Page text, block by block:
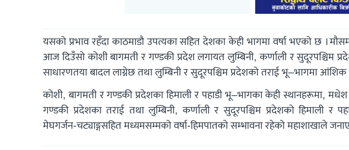
यसको प्रभाव रहँदा काठमाडौ उपत्यका सहित देशका केही भागमा वर्षा भएको छ ।
आज दिउँसो कोशी बागमती र गण्डकी प्रदेश लगायत लुम्बिनी, कर्णाली र सुदूरपश्चिम
साधारणतया बादल लाग्नेछ तथा लुम्बिनी र सुदूरपश्चिम प्रदेशको तराई भू–भागमा आंशिक
कोशी, बागमती र गण्डकी प्रदेशका हिमाली र पहाडी भू–भागका केही स्थानहरूमा,
गण्डकी प्रदेशका तराई तथा लुम्बिनी, कर्णाली र सुदूरपश्चिम प्रदेशको हिमाली र
मेघगर्जन-चट्याङ्गसहित मध्यमसम्मको वर्षा-हिमपातको सम्भावना रहेको महाशाखाले